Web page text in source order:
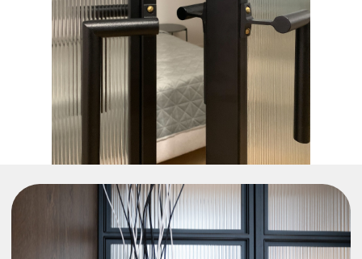
Fordern Sie ein Angebot an